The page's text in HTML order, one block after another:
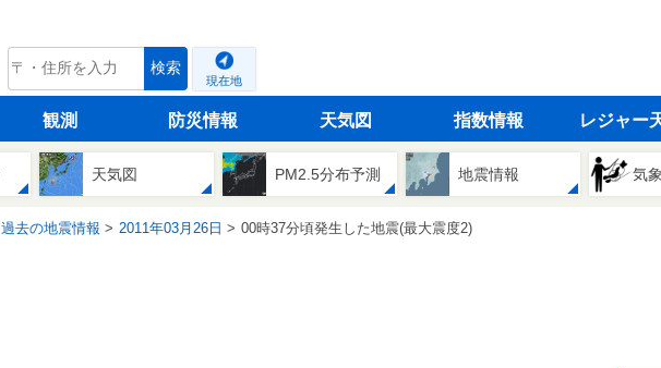
tenki.jp 検索
現在地
観測 防災情報 天気図 指数情報 レジャー
天気図 PM2.5分布予測 地震情報 気
過去の地震情報 2011年03月26日 00時37分頃発生した地震(最大震度2)